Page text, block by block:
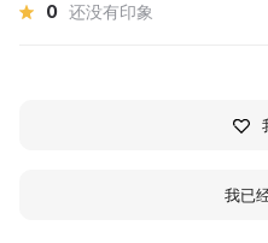
0 还没有印象
我已